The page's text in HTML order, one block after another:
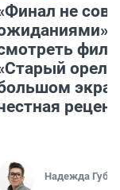
не
орел»
Надежда